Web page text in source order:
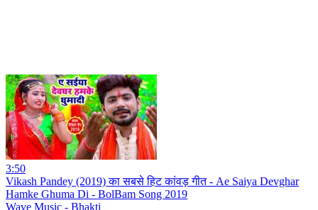
3:50
Vikash Pandey (2019) का सबसे हिट कांवड़ गीत - Ae Saiya Devghar
Hamke Ghuma Di - BolBam Song 2019
Wave Music - Bhakti